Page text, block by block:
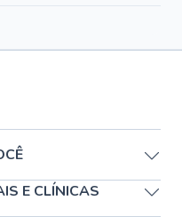
E CLÍNICAS